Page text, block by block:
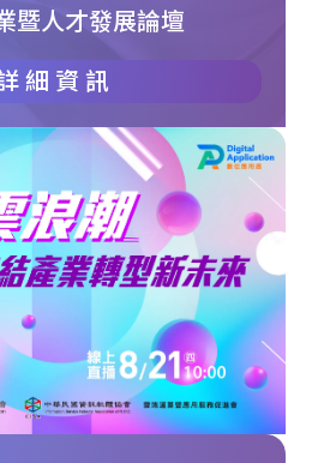
暨人才發展論壇
細資訊